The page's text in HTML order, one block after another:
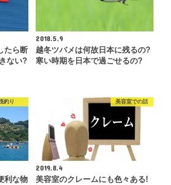
たら断
ない?
2018.5.9
越冬ツバメは何故日本に残るの?
寒い時期を日本で過ごせるの?
釣り
利な物
美容室での話
2019.8.4
美容室のクレームにも色々ある!